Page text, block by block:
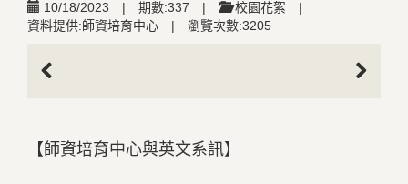
10/18/2023 | 期數:337 | 校園花絮
|
資料提供:師資培育中心
| 瀏覽次數:3205
【師資培育中心與英文系訊】